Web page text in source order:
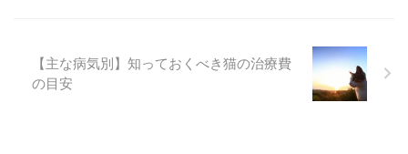
【主な病気別】知っておくべき猫の治療費
の目安